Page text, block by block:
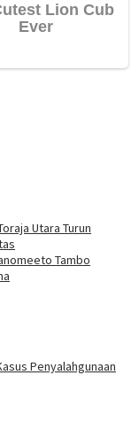
Utara Turun
Tambo
Penyalahgunaan